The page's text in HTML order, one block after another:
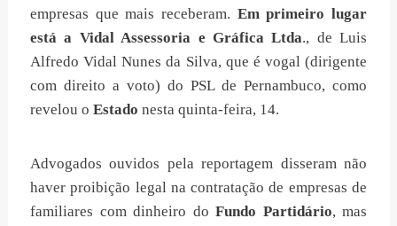
empresas que mais receberam. Em primeiro lugar
está a Vidal Assessoria e Gráfica Ltda., de Luis
Alfredo Vidal Nunes da Silva, que é vogal (dirigente
com direito a voto) do PSL de Pernambuco, como
revelou o Estado nesta quinta-feira, 14.
Advogados ouvidos pela reportagem disseram não
haver proibição legal na contratação de empresas de
familiares com dinheiro do Fundo Partidário, mas